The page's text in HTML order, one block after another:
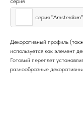
серия "Amsterdam"
Декоративный профиль
используется как элемент
Готовый переплет
разнообразные